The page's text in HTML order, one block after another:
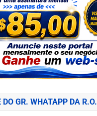
DO GR. WHATAPP DA R.O.